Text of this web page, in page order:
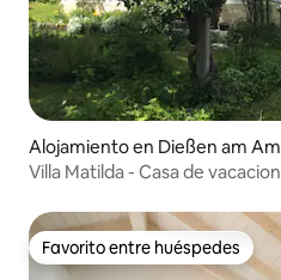
Alojamiento en Dießen am
Villa Matilda - Casa de
Favorito entre huéspedes
Favorito entre huéspedes